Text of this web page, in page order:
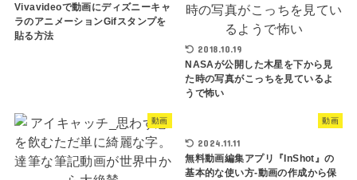
Vivavideoで動画にディズニーキャ
ラのアニメーションGifスタンプを
貼る方法
2018.10.19
NASAが公開した木星を下から見
た時の写真がこっちを見ているよ
うで怖い
動画 動画
2024.11.11
無料動画編集アプリ『InShot』の
基本的な使い方-動画の作成から保